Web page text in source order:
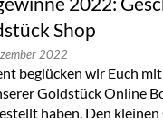
Shop
2022
beglücken wir Euch
Goldstück Online
haben. Den